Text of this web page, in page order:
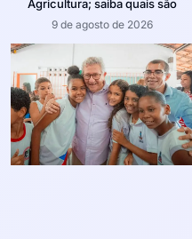
Agricultura; saiba quais são
9 de agosto de 2026